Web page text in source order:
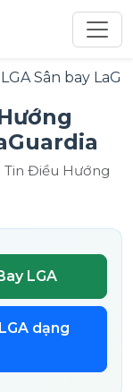
LGA Sân bay
Tin Điều Hướng
LGA
dạng